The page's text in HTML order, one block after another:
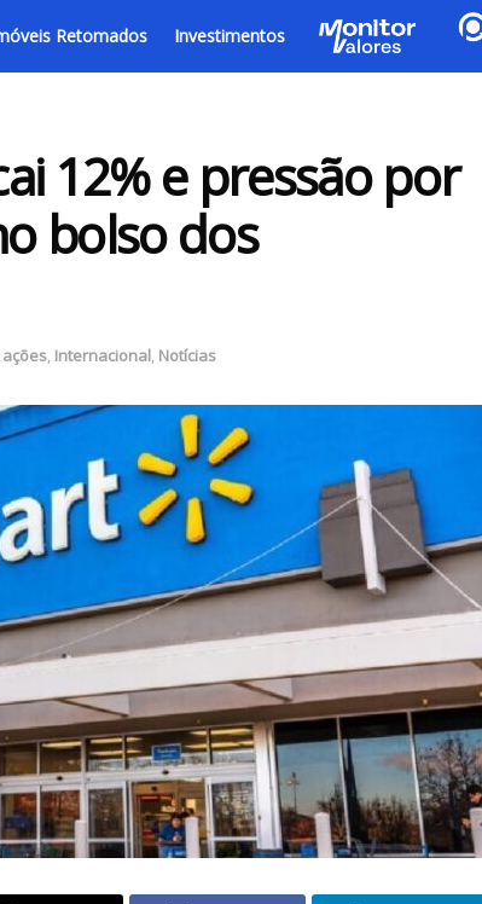
Retomados Investimentos
12% e pressão por
bolso dos
, Internacional, Notícias